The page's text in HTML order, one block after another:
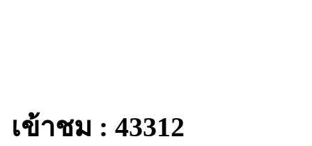
เข้าชม : 43312